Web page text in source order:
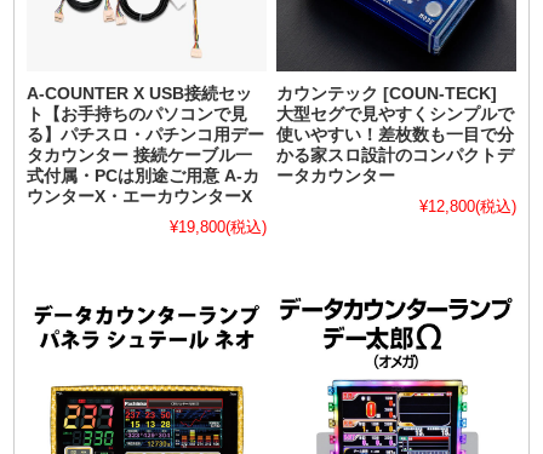
A-COUNTER X USB接続セッ
ト【お手持ちのパソコンで見
る】パチスロ・パチンコ用デー
タカウンター 接続ケーブル一
式付属・PCは別途ご用意 A-カ
ウンターX・エーカウンターX
¥19,800(税込)
カウンテック [COUN-TECK]
大型セグで見やすくシンプルで
使いやすい！差枚数も一目で分
かる家スロ設計のコンパクトデ
ータカウンター
¥12,800(税込)